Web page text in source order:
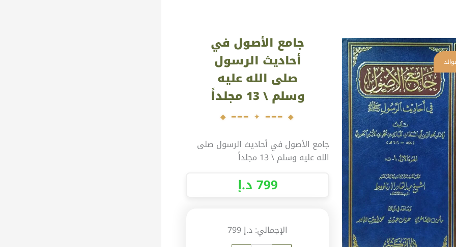
جامع الأصول في
أحاديث الرسول
صلى الله عليه
وسلم \ 13 مجلداً
جامع الأصول في أحاديث الرسول صلى
الله عليه وسلم \ 13 مجلداً
الإجمالي:د.إ 799
799د.إ